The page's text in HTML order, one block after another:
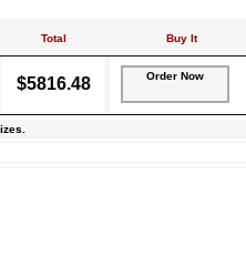
Total Buy It
$5816.48 Order Now